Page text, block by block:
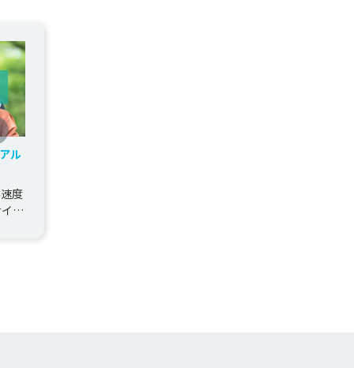
ル
度
ト
...